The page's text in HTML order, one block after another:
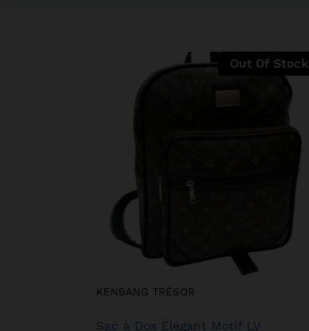
Out Of Stock
KENBANG TRÉSOR
Sac à Dos Élégant Motif LV